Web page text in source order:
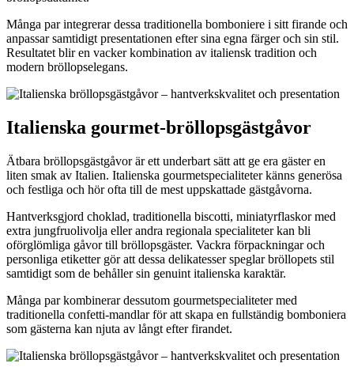
Många par integrerar dessa traditionella bomboniere i sitt firande och
anpassar samtidigt presentationen efter sina egna färger och sin stil.
Resultatet blir en vacker kombination av italiensk tradition och
modern bröllopselegans.
Italienska gourmet-bröllopsgästgåvor
Ätbara bröllopsgästgåvor är ett underbart sätt att ge era gäster en
liten smak av Italien. Italienska gourmetspecialiteter känns generösa
och festliga och hör ofta till de mest uppskattade gästgåvorna.
Hantverksgjord choklad, traditionella biscotti, miniatyrflaskor med
extra jungfruolivolja eller andra regionala specialiteter kan bli
oförglömliga gåvor till bröllopsgäster. Vackra förpackningar och
personliga etiketter gör att dessa delikatesser speglar bröllopets stil
samtidigt som de behåller sin genuint italienska karaktär.
Många par kombinerar dessutom gourmetspecialiteter med
traditionella confetti-mandlar för att skapa en fullständig bomboniera
som gästerna kan njuta av långt efter firandet.